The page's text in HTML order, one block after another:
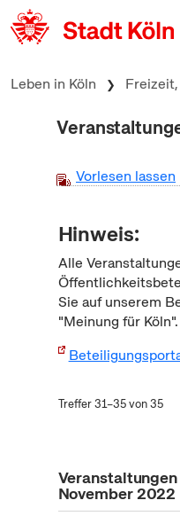
zum Inhalt springen
Leben in Köln
Vorlesen lassen
Hinweis:
Alle
Sie auf unserem
"Meinung für Köln".
Treffer 31–35 von 35
November 2022